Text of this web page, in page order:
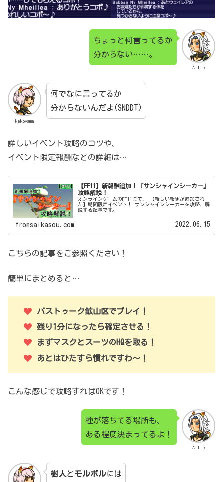
Altie
ちょっと何言ってるか
分からない……。
Nekoyama
何でなに言ってるか
分からないんだよ(SNDDT)
詳しいイベント攻略のコツや、
イベント限定報酬などの詳細は…
【FF11】新報酬追加！『サンシャインシーカー』
攻略解説！
オンラインゲームのFF11にて、 【新しい報酬が追加され
た】期間限定イベント！ サンシャインシーカーを攻略、解
説する記事です。
fromsaikasou.com 2022.06.15
こちらの記事をご参照ください！
簡単にまとめると…
バストゥーク鉱山区でプレイ！
残り1分になったら確定させる！
まずマスクとスーツのHQを取る！
あとはひたすら慣れですわ～！
こんな感じで攻略すればOKです！
Altie
種が落ちてる場所も、
ある程度決まってるよ！
樹人 とモルボルには